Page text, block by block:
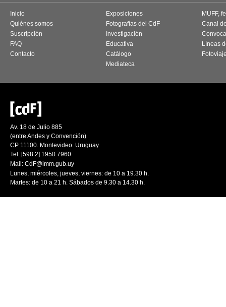
Inicio
Quiénes somos
Suscripción
FAQ
Contacto
Exposiciones
Fotografías del CdF
Investigación
Educativa
Catálogo
Mediateca
MUFF,
Canal
Líneas
Av. 18 de Julio 885
(entre Andes y Convención)
CP 11100. Montevideo. Uruguay
Tel: [598 2] 1950 7960
Mail: CdF@imm.gub.uy
Lunes, miércoles, jueves, viernes: de 10 a 19.30 h.
Martes: de 10 a 21 h. Sábados de 9.30 a 14.30 h.